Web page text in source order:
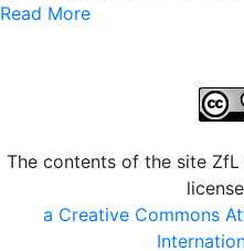
Read More
The contents of the site
a Creative Commons